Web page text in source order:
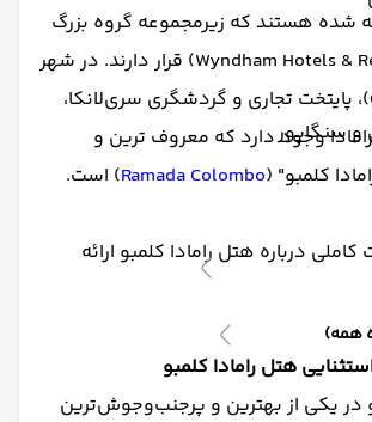
و سنگاپور
همه)
شده هستند که زیرمجموعه گروه بزرگ
ویندهام (Wyndham Hotels & Resorts) قرار دارند. در شهر
کلمبو (Colombo)، پایتخت تجاری و گردشگری سری‌لانکا،
وجود دارد که معروف‌ ترین و
کلمبو" (Ramada Colombo) است.
درباره هتل رامادا کلمبو ارائه
هتل رامادا کلمبو
در یکی از بهترین و پرجنب‌وجوش‌ترین